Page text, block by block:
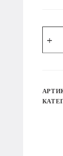
товара
ml